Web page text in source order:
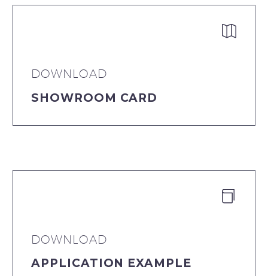


DOWNLOAD
SHOWROOM CARD


DOWNLOAD
APPLICATION EXAMPLE